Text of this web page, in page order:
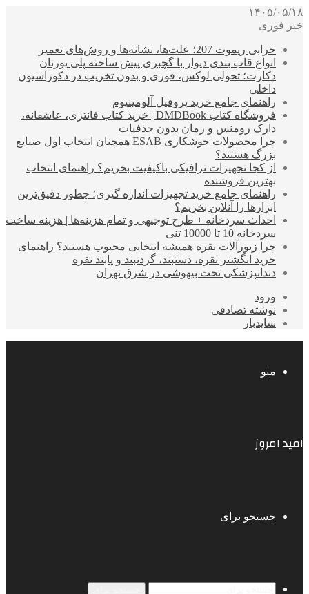
۱۴۰۵/۰۵/۱۸
خبر فوری
خرابی ریموت 207؛ علت‌ها، نشانه‌ها و روش‌های تعمیر
انواع قاب بندی دیوار با گچبری پیش ساخته پلی یورتان
دکارت؛ تحولی لوکس، فوری و بدون تخریب در دکوراسیون
داخلی
راهنمای جامع خرید پروفیل آلومینیوم
فروشگاه کتاب DMDBook | خرید کتاب فانتزی، عاشقانه،
دارک رومنس و رمان بدون حذفیات
چرا محصولات جوشکاری ESAB همچنان انتخاب اول صنایع
بزرگ هستند؟
از کجا تجهیزات ترافیکی باکیفیت بخریم؟ راهنمای انتخاب
بهترین فروشنده
راهنمای جامع خرید تجهیزات اندازه گیری؛ چطور دقیق‌ترین
ابزارها را آنلاین بخریم؟
احداث سردخانه + طرح توجیهی و تمام هزینه‌ها | هزینه ساخت
سردخانه 10 تا 10000 تنی
چرا زیورآلات نقره همیشه انتخابی محبوب هستند؟ راهنمای
خرید انگشتر نقره، دستبند، گردنبند و پابند نقره
دندانپزشکی تحت بیهوشی در شرق تهران
ورود
نوشته تصادفی
سایدبار
منو
امید امروز
جستجو برای